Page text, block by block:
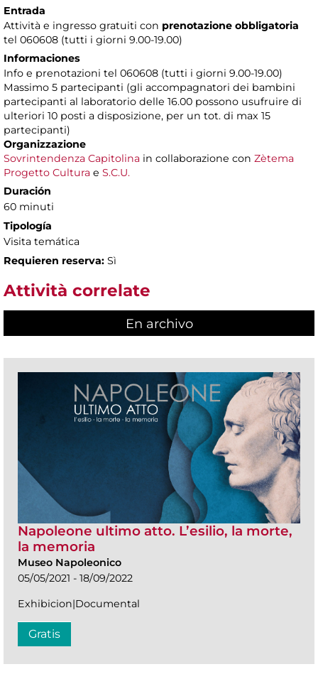
Entrada
Attività e ingresso gratuiti con prenotazione obbligatoria
tel 060608 (tutti i giorni 9.00-19.00)
Informaciones
Info e prenotazioni tel 060608 (tutti i giorni 9.00-19.00)
Massimo 5 partecipanti (gli accompagnatori dei bambini
partecipanti al laboratorio delle 16.00 possono usufruire di
ulteriori 10 posti a disposizione, per un tot. di max 15
partecipanti)
Organizzazione
Sovrintendenza Capitolina in collaborazione con Zètema
Progetto Cultura e S.C.U.
Duración
60 minuti
Tipología
Visita temática
Requieren reserva: Sì
Attività correlate
En archivo
Napoleone ultimo atto. L’esilio, la morte,
la memoria
Museo Napoleonico
05/05/2021 - 18/09/2022
Exhibicion|Documental
Gratis